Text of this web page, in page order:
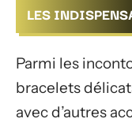
LES
Parmi les
bracelets
avec d’autres